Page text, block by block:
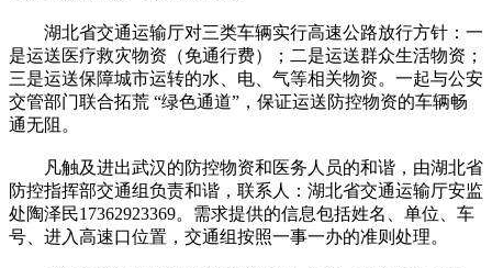
湖北省交通运输厅对三类车辆实行高速公路放行方针：一
是运送医疗救灾物资（免通行费）；二是运送群众生活物资；
三是运送保障城市运转的水、电、气等相关物资。一起与公安
交管部门联合拓荒 “绿色通道”，保证运送防控物资的车辆畅
通无阻。
凡触及进出武汉的防控物资和医务人员的和谐，由湖北省
防控指挥部交通组负责和谐，联系人：湖北省交通运输厅安监
处陶泽民17362923369。需求提供的信息包括姓名、单位、车
号、进入高速口位置，交通组按照一事一办的准则处理。